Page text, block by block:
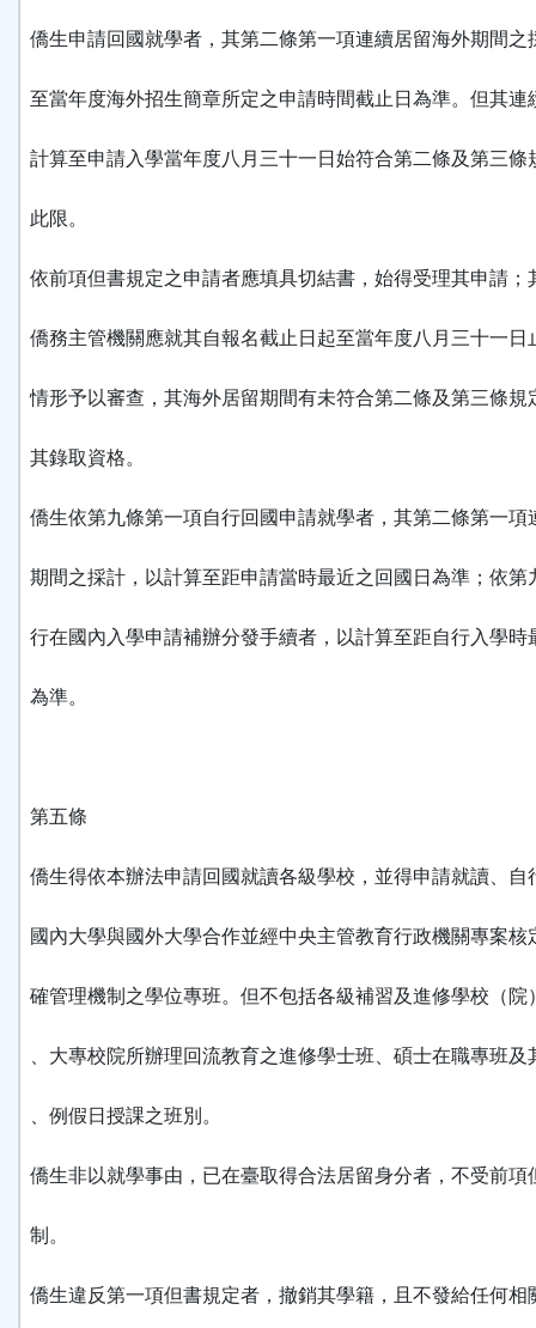
僑生申請回國就學者，其第二條第一項連續居留海外期間之
至當年度海外招生簡章所定之申請時間截止日為準。但其連
計算至申請入學當年度八月三十一日始符合第二條及第三條
此限。
依前項但書規定之申請者應填具切結書，始得受理其申請；
僑務主管機關應就其自報名截止日起至當年度八月三十一日
情形予以審查，其海外居留期間有未符合第二條及第三條規
其錄取資格。
僑生依第九條第一項自行回國申請就學者，其第二條第一項
期間之採計，以計算至距申請當時最近之回國日為準；依第
行在國內入學申請補辦分發手續者，以計算至距自行入學時
為準。
第五條
僑生得依本辦法申請回國就讀各級學校，並得申請就讀、自
國內大學與國外大學合作並經中央主管教育行政機關專案核
確管理機制之學位專班。但不包括各級補習及進修學校（院
、大專校院所辦理回流教育之進修學士班、碩士在職專班及
、例假日授課之班別。
僑生非以就學事由，已在臺取得合法居留身分者，不受前項
制。
僑生違反第一項但書規定者，撤銷其學籍，且不發給任何相